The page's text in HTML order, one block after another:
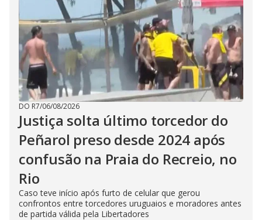
DO R7/06/08/2026
Justiça solta último torcedor do
Peñarol preso desde 2024 após
confusão na Praia do Recreio, no
Rio
Caso teve início após furto de celular que gerou
confrontos entre torcedores uruguaios e moradores antes
de partida válida pela Libertadores